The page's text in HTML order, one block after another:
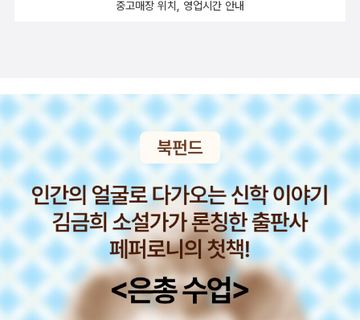
더 많이 주어서 결국 해결하게 되었지요.나중에 해결했을 때 녀석은
중고매장 위치, 영업시간 안내